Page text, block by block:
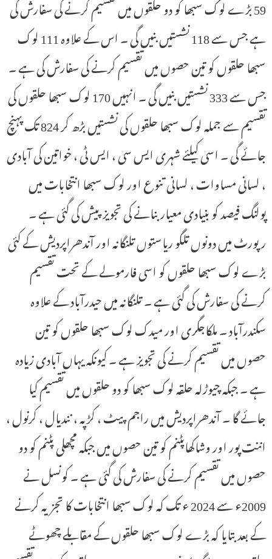
59 بڑے لوک سبھا کو دو حلقوں میں تقسیم کرنے کی سفارش کی
ہے جس سے 118 نشستیں بنیں گی ۔ اس کے علاوہ 111 لوک
سبھا حلقوں کو تین حصوں میں تقسیم کرنے کی سفارش کی ہے ۔
جس سے 333 نشستیں بنیں گی ۔ انہیں 170 لوک سبھا حلقوں کی
تقسیم سے جملہ لوک سبھا حلقوں کی نشستیں بڑھ کر 824 تک پہنچ
جائے گی ۔ اسی کیلئے شہری ایس سی ، ایس ٹی ، خواتین کی آبادی
، لسانی مساوات ، لسانی تنوع اور لوک سبھا انتخابات میں
پولنگ فیصد کو بنیادی معیار بنانے کی تجویز پیش کی گئی ہے ۔
رپورٹ میں دونوں تلگو ریاستوں تلنگانہ اور آندھراپردیش کے کئی
بڑے لوک سبھا حلقوں کو اسی فارمولے کے تحت تقسیم
کرنے کی سفارش کی گئی ہے ۔ تلنگانہ میں حیدرآباد کے علاوہ
سکندرآباد ۔ ملکاجگری اور میدک لوک سبھا حلقوں کو تین
حصوں میں تقسیم کرنے کی تجویز ہے ۔ کیونکہ یہاں آبادی زیادہ
ہے ۔ جبکہ چیوڑلہ حلقہ لوک سبھا کو دو حلقوں میں تقسیم کیا
جائے گا ۔ آندھراپردیش میں راجم پیٹ ، کڑپہ ، نندیال ، کرنول ،
اننت پور اور وشاکھاپٹنم کو تین حصوں میں جبکہ مچھلی پٹنم کو دو
حصوں میں تقسیم کرنے کی سفارش کی گئی ہے ۔ کونسل نے
2009ء سے 2024 ء تک کہ لوک سبھا انتخابات کا تجزیہ کرنے
کے بعد بتایا کہ بڑے لوک سبھا حلقوں کے مقابلے چھوٹے